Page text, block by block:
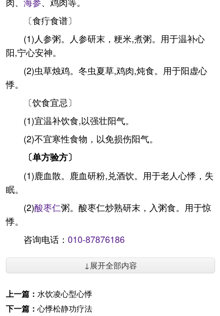
〔食疔食谱〕
(1)人参粥。人参研末，粳米,煮粥。用于温补心
阳,宁心安神。
(2)虫草烛鸡。冬虫夏草,鸡肉,炖食。用于阳虚心
悸。
〔饮食宜忌〕
(1)宜温补饮食,以强壮阳气。
(2)不宜寒性食物，以免损伤阳气。
〔单方验方〕
(1)鹿血散。鹿血研粉,兑酒饮。用于老人心悸，失
眠。
(2)酸枣仁粥。酸枣仁炒熟研末，入粥食。用于惊
悸。
咨询电话： 010-87876186
↓展开全部内容
上一篇： 水饮凌心型心悸
下一篇： 心悸松静功疗法